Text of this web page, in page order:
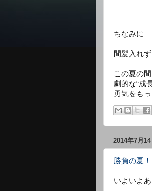
ちなみに
間髪入れ
この夏の
劇的な“成
勇気をも
2014年7月14
勝負の夏
いよいよ